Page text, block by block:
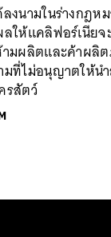
งนามในร่างกฎห
ให้แคลิฟอร์เนียจ
ามผลิตและค้าผ
มที่ไม่อนุญาตให้น
รสัตว์